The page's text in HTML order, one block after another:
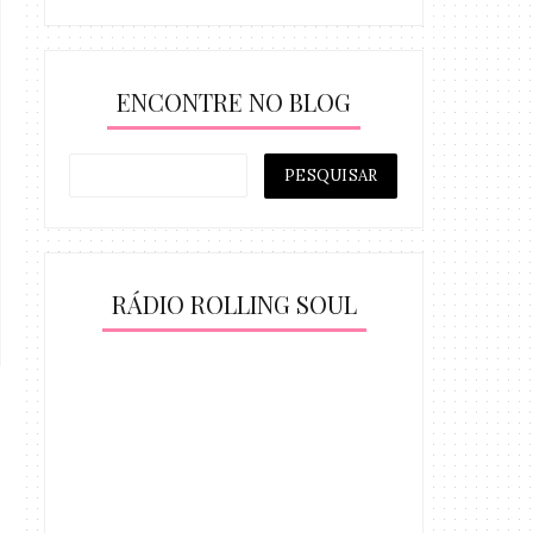
ENCONTRE NO BLOG
RÁDIO ROLLING SOUL